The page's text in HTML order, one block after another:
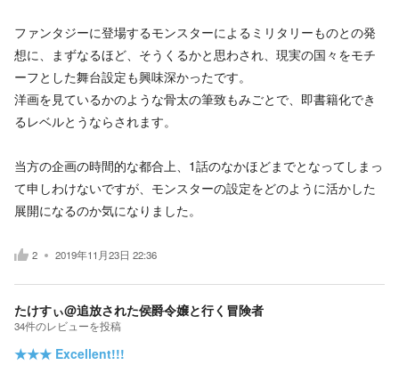
ファンタジーに登場するモンスターによるミリタリーものとの発
想に、まずなるほど、そうくるかと思わされ、現実の国々をモチ
ーフとした舞台設定も興味深かったです。
洋画を見ているかのような骨太の筆致もみごとで、即書籍化でき
るレベルとうならされます。
当方の企画の時間的な都合上、1話のなかほどまでとなってしまっ
て申しわけないですが、モンスターの設定をどのように活かした
展開になるのか気になりました。
2 2019年11月23日 22:36
たけすぃ@追放された侯爵令嬢と行く冒険者
34件のレビューを投稿
★★★ Excellent!!!